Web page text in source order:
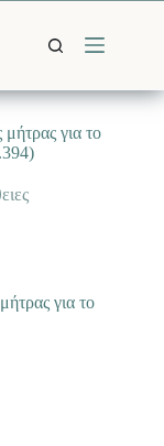
για το
για το